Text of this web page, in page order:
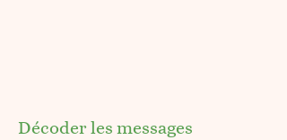
Décoder les messages